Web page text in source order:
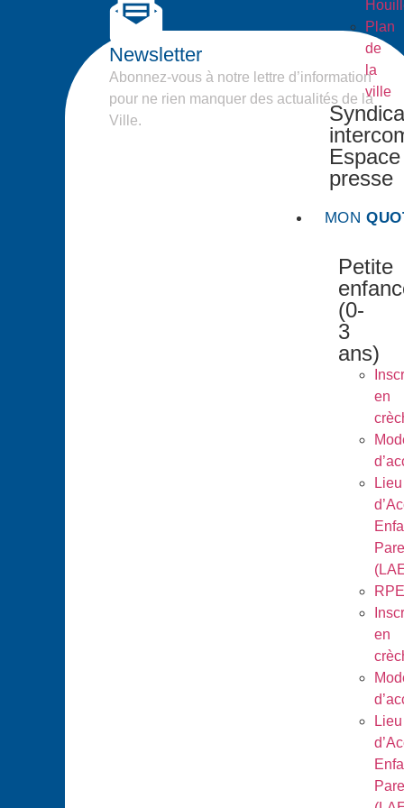
Plan
de
la
ville
Espace
presse
MON
Petite
(0-
3
ans)
en
Lieu
RPE
en
Lieu
Newsletter
Abonnez-vous à notre lettre d’information
pour ne rien manquer des actualités de la
Ville.